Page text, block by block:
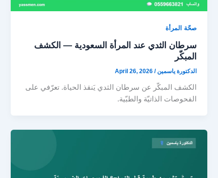
صحّة المرأة
سرطان الثدي عند المرأة السعودية — الكشف
المبكّر
الدكتورة ياسمين/
April 26, 2026
الكشف المبكّر عن سرطان الثدي يَنقذ الحياة. تعرّفي على
الفحوصات الذاتيّة والطبّية.